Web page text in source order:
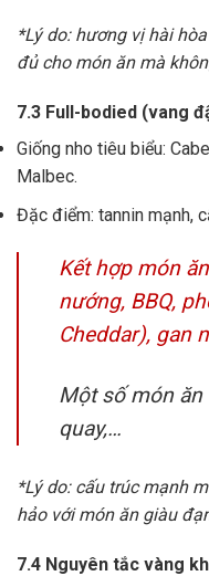
*Lý do: hương vị hài
đủ cho món ăn mà
7.3 Full-bodied (vang
Giống nho tiêu biểu:
Malbec.
Đặc điểm: tannin mạnh,
Kết hợp món
nướng, BBQ,
Cheddar), gan
Một số món ăn
quay,…
*Lý do: cấu trúc mạnh
hảo với món ăn giàu
7.4 Nguyên tắc vàng